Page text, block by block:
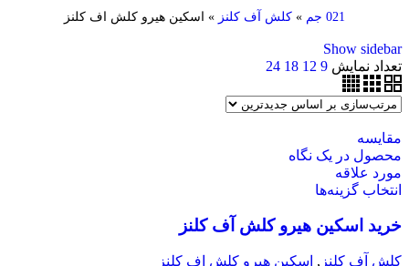
021 جم » کلش آف کلنز » اسکین هیرو کلش اف کلنز
Show sidebar
تعداد نمایش 9
12
18
24
مقایسه
محصول در یک نگاه
مورد علاقه
انتخاب گزینه‌ها
خرید اسکین هیرو کلش آف کلنز
کلش آف کلنز , اسکین هیرو کلش اف کلنز